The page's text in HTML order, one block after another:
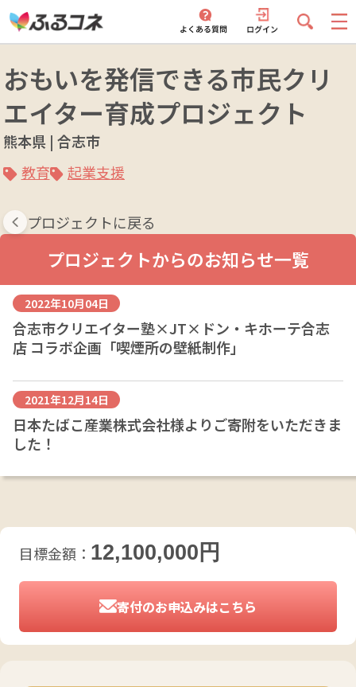
おもいを発信できる市民クリ
エイター育成プロジェクト
熊本県 | 合志市
教育
起業支援
プロジェクトに戻る
プロジェクトからのお知らせ一覧
2022年10月04日
合志市クリエイター塾×JT×ドン・キホーテ合志
店 コラボ企画「喫煙所の壁紙制作」
2021年12月14日
日本たばこ産業株式会社様よりご寄附をいただきま
した！
目標金額： 12,100,000 円
寄付のお申込みはこちら